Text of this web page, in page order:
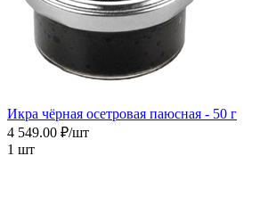
Икра чёрная осетровая паюсная - 50 г
4 549.00 ₽/шт
1 шт